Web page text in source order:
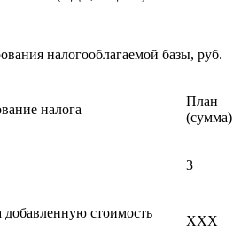
налогооблагаемой базы, руб.
налога
План
(сумма)
3
добавленную стоимость
ХХХ